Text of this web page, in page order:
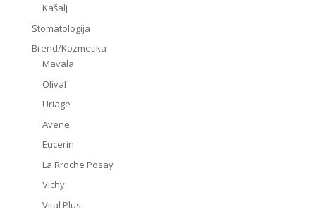
Kašalj
Stomatologija
Brend/Kozmetika
Mavala
Olival
Uriage
Avene
Eucerin
La Rroche Posay
Vichy
Vital Plus